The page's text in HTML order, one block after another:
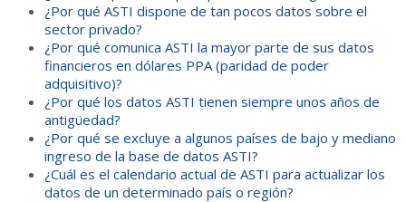
¿Por qué ASTI dispone de tan pocos datos sobre el
sector privado?
¿Por qué comunica ASTI la mayor parte de sus datos
financieros en dólares PPA (paridad de poder
adquisitivo)?
¿Por qué los datos ASTI tienen siempre unos años de
antigüedad?
¿Por qué se excluye a algunos países de bajo y mediano
ingreso de la base de datos ASTI?
¿Cuál es el calendario actual de ASTI para actualizar los
datos de un determinado país o región?